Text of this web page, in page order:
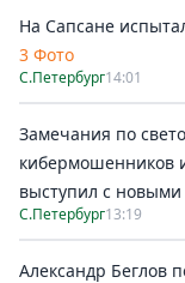
На Сапсане
3 Фото
С.Петербург14:01
Замечания по
кибермошенников
выступил с
С.Петербург13:19
Александр Беглов